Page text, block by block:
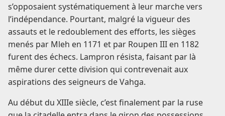
s’opposaient systématiquement à leur marche vers
l’indépendance. Pourtant, malgré la vigueur des
assauts et le redoublement des efforts, les sièges
menés par Mleh en 1171 et par Roupen III en 1182
furent des échecs. Lampron résista, faisant par là
même durer cette division qui contrevenait aux
aspirations des seigneurs de Vahga.
Au début du XIIIe siècle, c’est finalement par la ruse